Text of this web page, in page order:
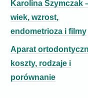
Karolina Szymczak
wiek, wzrost,
endometrioza i filmy
Aparat
koszty, rodzaje i
porównanie